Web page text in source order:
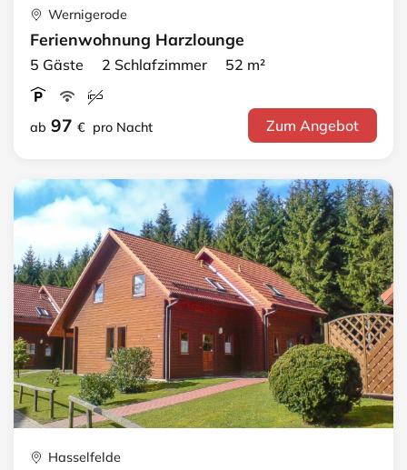
Wernigerode
Ferienwohnung Harzlounge
5 Gäste 2 Schlafzimmer 52 m²
ab 97 € pro Nacht Zum Angebot
Hasselfelde